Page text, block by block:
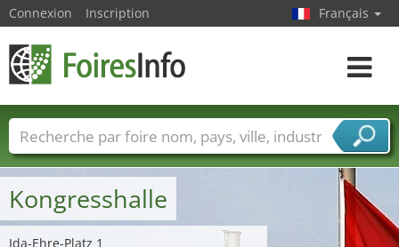
Kongresshalle
Ida-Ehre-Platz 1
Connexion Inscription Français
Toggle
Foire noms Pays Villes
Secteurs de foire
Secteurs du fournisseur de services